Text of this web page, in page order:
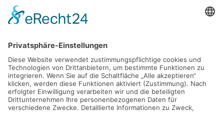
Mietzsch GmbH Lufttechnik Dresden
01129 Dresden
Telefon: +49 (0)351 - 8433 0
Fax: +49 (0)351 - 8433 160
E-Mail:mietzsch@mietzsch.de
Impressum